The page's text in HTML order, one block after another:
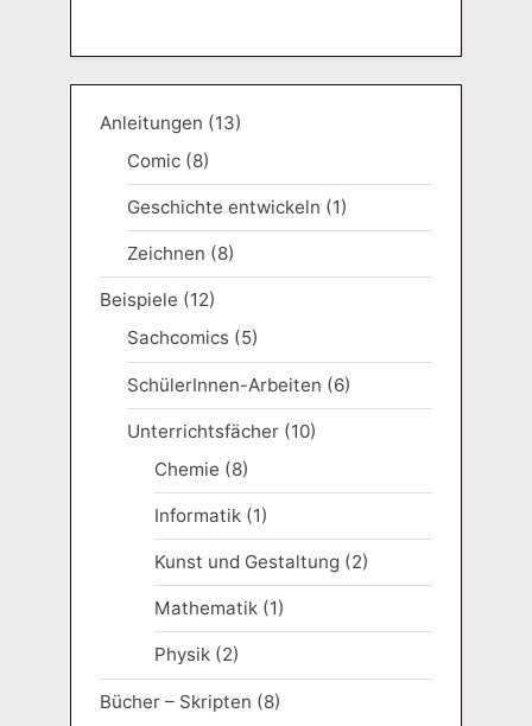
Anleitungen (13)
Comic(8)
Geschichte entwickeln (1)
Zeichnen (8)
Beispiele (12)
Sachcomics (5)
SchülerInnen-Arbeiten (6)
Unterrichtsfächer(10)
Chemie (8)
Informatik(1)
Kunst und Gestaltung (2)
Mathematik(1)
Physik(2)
Bücher – Skripten (8)